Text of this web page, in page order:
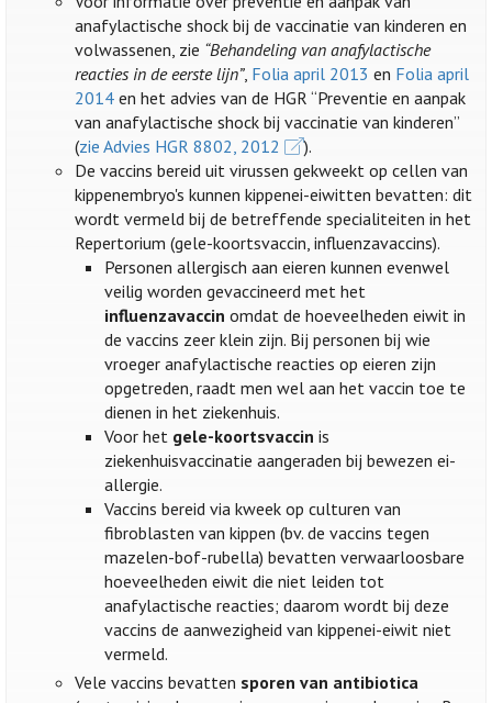
anafylactische shock bij de vaccinatie van kinderen en
volwassenen, zie “Behandeling van anafylactische
reacties in de eerste lijn”, Folia april 2013 en Folia april
2014 en het advies van de HGR “Preventie en aanpak
van anafylactische shock bij vaccinatie van kinderen”
(zie Advies HGR 8802, 2012
).
De vaccins bereid uit virussen gekweekt op cellen van
kippenembryo's kunnen kippenei-eiwitten bevatten: dit
wordt vermeld bij de betreffende specialiteiten in het
Repertorium (gele-koortsvaccin, influenzavaccins).
Personen allergisch aan eieren kunnen evenwel
veilig worden gevaccineerd met het
influenzavaccin omdat de hoeveelheden eiwit in
de vaccins zeer klein zijn. Bij personen bij wie
vroeger anafylactische reacties op eieren zijn
opgetreden, raadt men wel aan het vaccin toe te
dienen in het ziekenhuis.
Voor het gele-koortsvaccin is
ziekenhuisvaccinatie aangeraden bij bewezen ei-
allergie.
Vaccins bereid via kweek op culturen van
fibroblasten van kippen (bv. de vaccins tegen
mazelen-bof-rubella) bevatten verwaarloosbare
hoeveelheden eiwit die niet leiden tot
anafylactische reacties; daarom wordt bij deze
vaccins de aanwezigheid van kippenei-eiwit niet
vermeld.
Vele vaccins bevatten sporen van antibiotica